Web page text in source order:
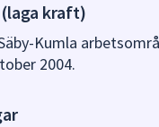
kraft)
Kumla
2004.